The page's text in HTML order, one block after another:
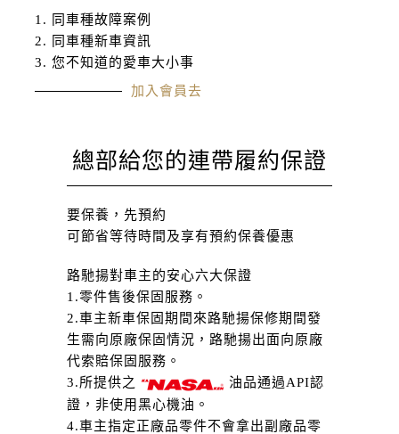
1. 同車種故障案例
2. 同車種新車資訊
3. 您不知道的愛車大小事
加入會員去
總部給您的連帶履約保證
要保養，先預約
可節省等待時間及享有預約保養優惠
路馳揚對車主的安心六大保證
1.零件售後保固服務。
2.車主新車保固期間來路馳揚保修期間發
生需向原廠保固情況，路馳揚出面向原廠
代索賠保固服務。
3.所提供之
油品通過API認
證，非使用黑心機油。
4.車主指定正廠品零件不會拿出副廠品零